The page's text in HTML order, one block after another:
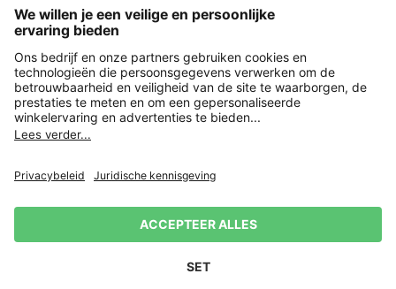
Nederland
Versleuteling met
Privacy Verkoopvoorwaarden Herroepingsrecht Impressum
Nieuwsbrief
15% korting op je volgende
Aanmelden